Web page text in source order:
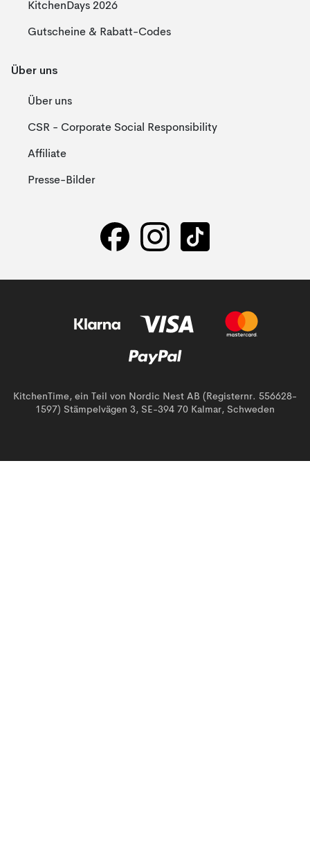
KitchenDays 2026
Gutscheine & Rabatt-Codes
Über uns
Über uns
CSR - Corporate Social Responsibility
Affiliate
Presse-Bilder
KitchenTime, ein Teil von Nordic Nest AB (Registernr. 556628-
1597) Stämpelvägen 3, SE-394 70 Kalmar, Schweden